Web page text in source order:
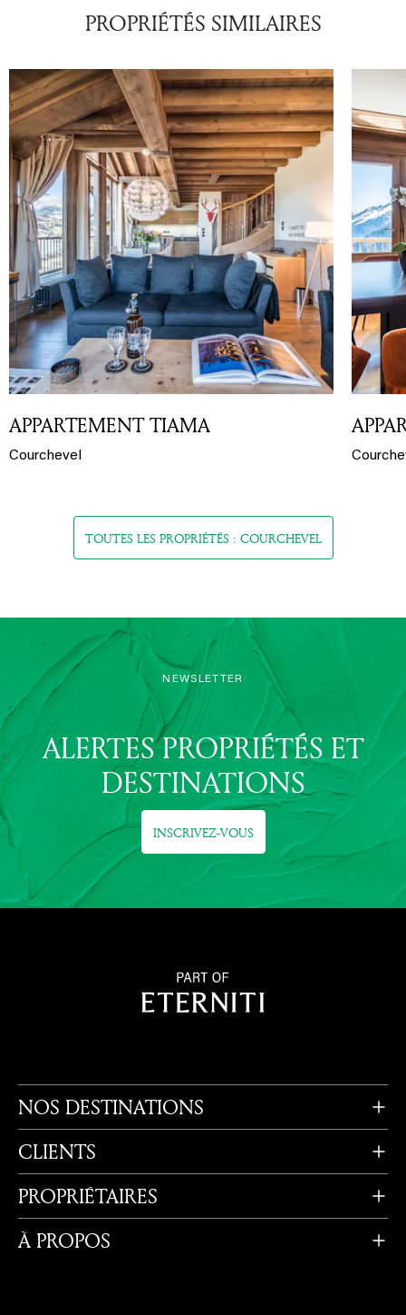
PROPRIÉTÉS SIMILAIRES
APPARTEMENT TIAMA
Courchevel
TOUTES LES PROPRIÉTÉS : COURCHEVEL
NEWSLETTER
ALERTES PROPRIÉTÉS ET
DESTINATIONS
INSCRIVEZ-VOUS
NOS DESTINATIONS
CLIENTS
PROPRIÉTAIRES
À PROPOS